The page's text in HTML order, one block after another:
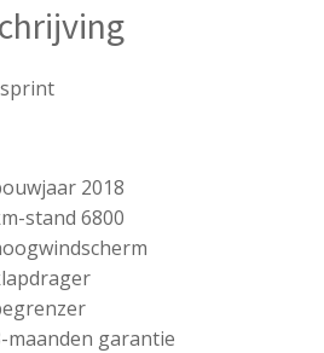
2018
stand 6800
maanden garantie